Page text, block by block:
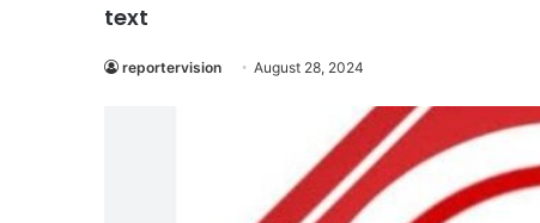
text
reportervision August 28, 2024